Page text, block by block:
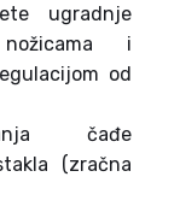
ugradnje
i
od
čađe
(zračna